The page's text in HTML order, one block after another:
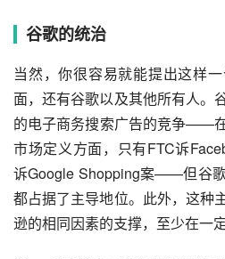
谷歌的统治
当然，你很容易就能提出这样
面，还有谷歌以及其他所有人。
的电子商务搜索广告的竞争——
市场定义方面，只有FTC诉
诉Google Shopping案——但谷
都占据了主导地位。此外，这种
逊的相同因素的支撑，至少在一